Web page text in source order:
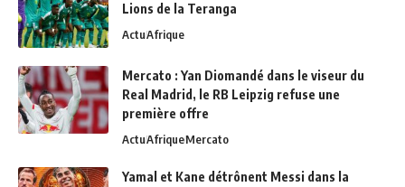
Lions de la Teranga
ActuAfrique
Mercato : Yan Diomandé dans le viseur du
Real Madrid, le RB Leipzig refuse une
première offre
ActuAfriqueMercato
Yamal et Kane détrônent Messi dans la